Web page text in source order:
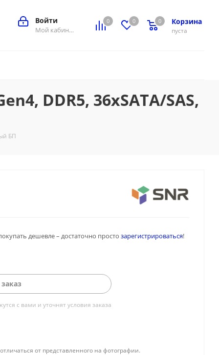
0 0 Корзина
0
пуста
0
Войти
Мой кабинет
DDR5, 36xSATA/SAS,
БП
дешевле – достаточно просто зарегистрироваться!
с вами и уточнят условия заказа
от представленного на фотографии.